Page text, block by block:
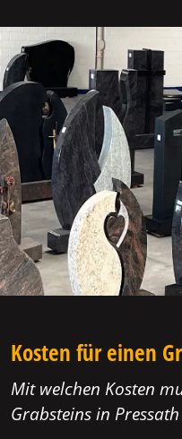
Kosten für einen
Mit welchen Kosten
Grabsteins in